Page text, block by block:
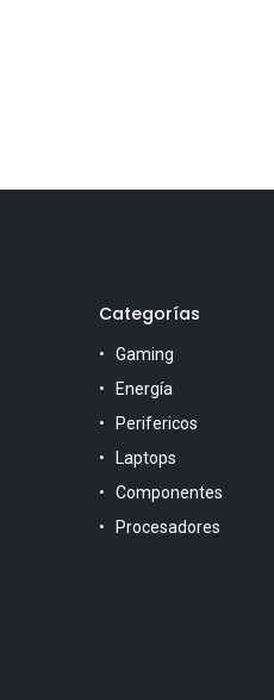
Categorías
Gaming
Energía
Perifericos
Laptops
Componentes
Procesadores